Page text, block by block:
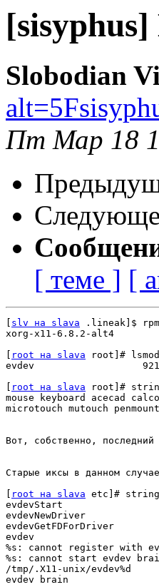
Slobodian
Пт Мар 18
[ теме ] [
slv на slava .lineak]$
xorg-x11-6.8.2-alt4
root на slava root]#
evdev
root на slava root]#
mouse keyboard acecad calcomp citron 				digitaledge dmc
microtouch mutouch penmount spaceorb summa 				wacom void magellan
Вот, собственно,
Старые иксы в данном
root на slava etc]#
evdevStart
evdevNewDriver
evdevGetFDForDriver
evdev
%s: cannot register with
%s: cannot start evdev
/tmp/.X11-unix/evdev%d
evdev brain